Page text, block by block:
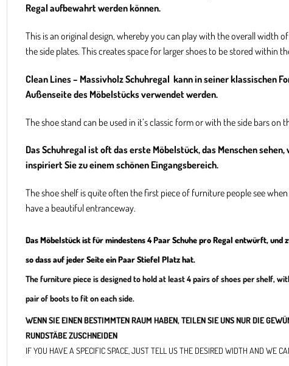
Regal aufbewahrt werden können.
This is an original design, whereby you can play with the overall width
the side plates. This creates space for larger shoes to be stored within
Clean Lines – Massivholz Schuhregal kann in seiner klassischen
Außenseite des Möbelstücks verwendet werden.
The shoe stand can be used in it’s classic form or with the side bars on
Das Schuhregal ist oft das erste Möbelstück, das Menschen
inspiriert Sie zu einem schönen Eingangsbereich.
The shoe shelf is quite often the first piece of furniture people see
have a beautiful entranceway.
Das Möbelstück ist für mindestens 4 Paar Schuhe pro Regal entwürft, und
so dass auf jeder Seite ein Paar Stiefel Platz hat.
The furniture piece is designed to hold at least 4 pairs of shoes per shelf,
pair of boots to fit on each side.
WENN SIE EINEN BESTIMMTEN RAUM HABEN, TEILEN SIE UNS NUR DIE
RUNDSTÄBE ZUSCHNEIDEN
IF YOU HAVE A SPECIFIC SPACE, JUST TELL US THE DESIRED WIDTH AND WE